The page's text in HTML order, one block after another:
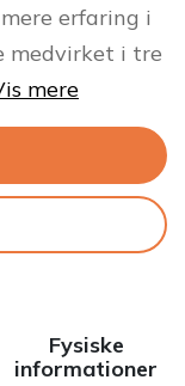
erfaring i
medvirket i tre
mere
Fysiske
informationer